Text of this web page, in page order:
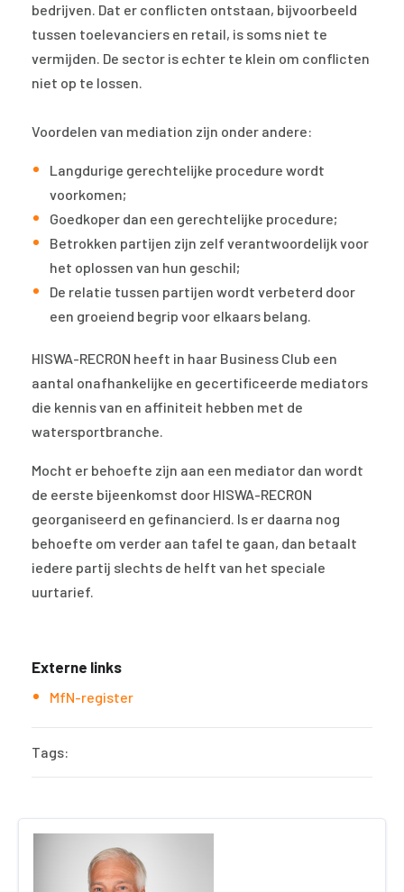
bedrijven. Dat er conflicten ontstaan, bijvoorbeeld
tussen toelevanciers en retail, is soms niet te
vermijden. De sector is echter te klein om conflicten
niet op te lossen.
Voordelen van mediation zijn onder andere:
Langdurige gerechtelijke procedure wordt
voorkomen;
Goedkoper dan een gerechtelijke procedure;
Betrokken partijen zijn zelf verantwoordelijk voor
het oplossen van hun geschil;
De relatie tussen partijen wordt verbeterd door
een groeiend begrip voor elkaars belang.
HISWA-RECRON heeft in haar Business Club een
aantal onafhankelijke en gecertificeerde mediators
die kennis van en affiniteit hebben met de
watersportbranche.
Mocht er behoefte zijn aan een mediator dan wordt
de eerste bijeenkomst door HISWA-RECRON
georganiseerd en gefinancierd. Is er daarna nog
behoefte om verder aan tafel te gaan, dan betaalt
iedere partij slechts de helft van het speciale
uurtarief.
Externe links
MfN-register
Tags: